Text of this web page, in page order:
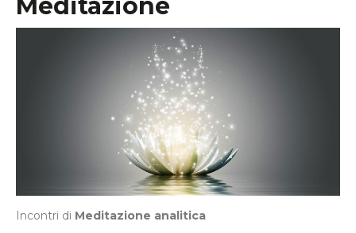
Incontri di Meditazione analitica